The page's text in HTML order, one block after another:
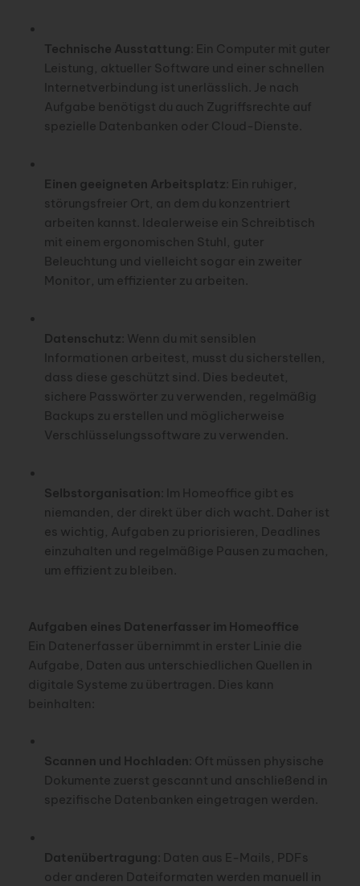
Technische Ausstattung : Ein Computer mit guter
Leistung, aktueller Software und einer schnellen
Internetverbindung ist unerlässlich. Je nach
Aufgabe benötigst du auch Zugriffsrechte auf
spezielle Datenbanken oder Cloud-Dienste.
Einen geeigneten Arbeitsplatz : Ein ruhiger,
störungsfreier Ort, an dem du konzentriert
arbeiten kannst. Idealerweise ein Schreibtisch
mit einem ergonomischen Stuhl, guter
Beleuchtung und vielleicht sogar ein zweiter
Monitor, um effizienter zu arbeiten.
Datenschutz : Wenn du mit sensiblen
Informationen arbeitest, musst du sicherstellen,
dass diese geschützt sind. Dies bedeutet,
sichere Passwörter zu verwenden, regelmäßig
Backups zu erstellen und möglicherweise
Verschlüsselungssoftware zu verwenden.
Selbstorganisation : Im Homeoffice gibt es
niemanden, der direkt über dich wacht. Daher ist
es wichtig, Aufgaben zu priorisieren, Deadlines
einzuhalten und regelmäßige Pausen zu machen,
um effizient zu bleiben.
Aufgaben eines Datenerfasser im Homeoffice
Ein Datenerfasser übernimmt in erster Linie die
Aufgabe, Daten aus unterschiedlichen Quellen in
digitale Systeme zu übertragen. Dies kann
beinhalten:
Scannen und Hochladen : Oft müssen physische
Dokumente zuerst gescannt und anschließend in
spezifische Datenbanken eingetragen werden.
Datenübertragung : Daten aus E-Mails, PDFs
oder anderen Dateiformaten werden manuell in